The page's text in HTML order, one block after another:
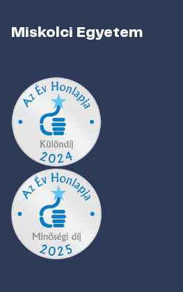
Miskolci Egyetem